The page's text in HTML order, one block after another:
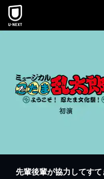
本文へスキップ
先輩後輩が協力してす